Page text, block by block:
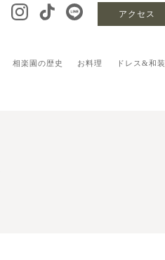
アクセス
相楽園の歴史 お料理 ドレス&和装